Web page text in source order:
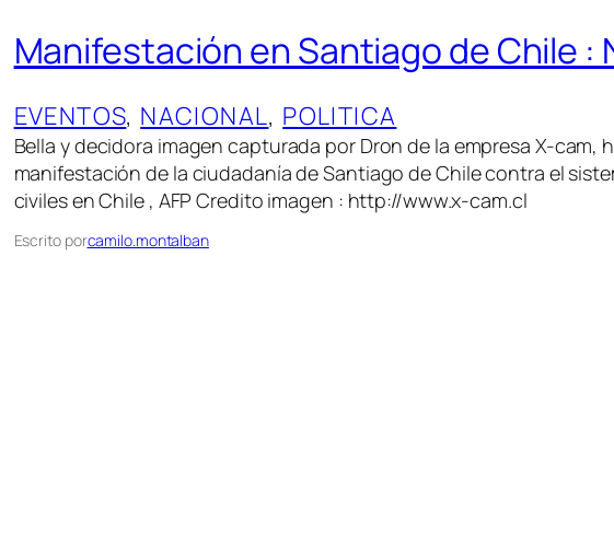
Manifestación en Santiago de Chile :
EVENTOS, NACIONAL, POLITICA
Bella y decidora imagen capturada por Dron de la empresa X-cam,
manifestación de la ciudadanía de Santiago de Chile contra el
civiles en Chile , AFP Credito imagen : http://www.x-cam.cl
Escrito porcamilo.montalban